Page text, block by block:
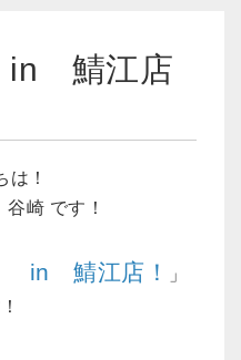
in 鯖江店
は！
崎 です！
in 鯖江店！
」